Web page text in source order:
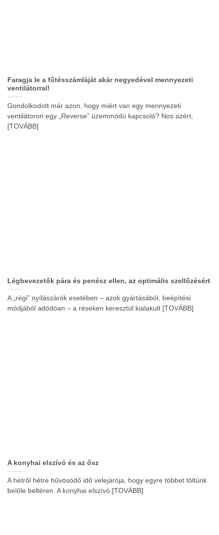
Faragja le a fűtésszámláját akár negyedével mennyezeti
ventilátorral!
Gondolkodott már azon, hogy miért van egy mennyezeti
ventilátoron egy „Reverse” üzemmódú kapcsoló? Nos azért,
[TOVÁBB]
Légbevezetők pára és penész ellen, az optimális szellőzésért
A „régi” nyílászárók esetében – azok gyártásából, beépítési
módjából adódóan – a réseken keresztül kialakult [TOVÁBB]
A konyhai elszívó és az ősz
A hétről hétre hűvösödő idő velejárója, hogy egyre többet töltünk
belőle beltéren. A konyhai elszívó [TOVÁBB]